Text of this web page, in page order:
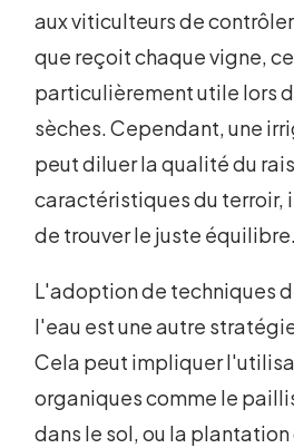
aux viticulteurs de
que reçoit chaque vigne,
particulièrement utile lors
sèches. Cependant, une
peut diluer la qualité du
caractéristiques du terroir,
de trouver le juste équilibre.
L'adoption de techniques
l'eau est une autre
Cela peut impliquer
organiques comme le
dans le sol, ou la